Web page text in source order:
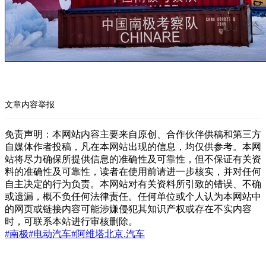
文章内容举报
免责声明：本网站内容主要来自原创、合作伙伴供稿和第三方
自媒体作者投稿，凡在本网站出现的信息，均仅供参考。本网
站将尽力确保所提供信息的准确性及可靠性，但不保证有关资
料的准确性及可靠性，读者在使用前请进一步核实，并对任何
自主决定的行为负责。本网站对有关资料所引致的错误、不确
或遗漏，概不负任何法律责任。任何单位或个人认为本网站中
的网页或链接内容可能涉嫌侵犯其知识产权或存在不实内容
时，可联系本站进行审核删除。
#南极#电动汽车#阿维塔北京.汽车